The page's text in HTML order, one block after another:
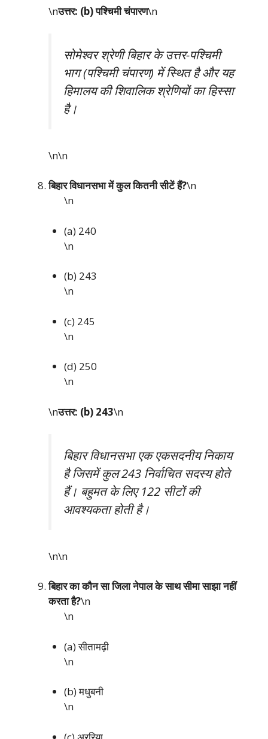
\nउत्तर: (b) पश्चिमी चंपारण\n
सोमेश्वर श्रेणी बिहार के उत्तर-पश्चिमी
भाग (पश्चिमी चंपारण) में स्थित है और यह
हिमालय की शिवालिक श्रेणियों का हिस्सा
है।
\n\n
बिहार विधानसभा में कुल कितनी सीटें हैं?\n
\n
(a) 240
\n
(b) 243
\n
(c) 245
\n
(d) 250
\n
\nउत्तर: (b) 243\n
बिहार विधानसभा एक एकसदनीय निकाय
है जिसमें कुल 243 निर्वाचित सदस्य होते
हैं। बहुमत के लिए 122 सीटों की
आवश्यकता होती है।
\n\n
बिहार का कौन सा जिला नेपाल के साथ सीमा साझा नहीं
करता है?\n
\n
(a) सीतामढ़ी
\n
(b) मधुबनी
\n